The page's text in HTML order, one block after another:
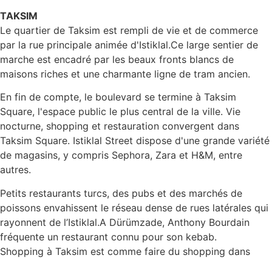
TAKSIM
Le quartier de Taksim est rempli de vie et de commerce
par la rue principale animée d'Istiklal.Ce large sentier de
marche est encadré par les beaux fronts blancs de
maisons riches et une charmante ligne de tram ancien.
En fin de compte, le boulevard se termine à Taksim
Square, l'espace public le plus central de la ville. Vie
nocturne, shopping et restauration convergent dans
Taksim Square. Istiklal Street dispose d'une grande variété
de magasins, y compris Sephora, Zara et H&M, entre
autres.
Petits restaurants turcs, des pubs et des marchés de
poissons envahissent le réseau dense de rues latérales qui
rayonnent de l’Istiklal.A Dürümzade, Anthony Bourdain
fréquente un restaurant connu pour son kebab.
Shopping à Taksim est comme faire du shopping dans